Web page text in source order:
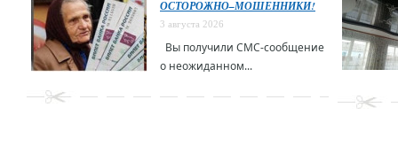
ОСТОРОЖНО–МОШЕННИКИ!
3 августа 2026
Вы получили СМС-сообщение
о неожиданном...